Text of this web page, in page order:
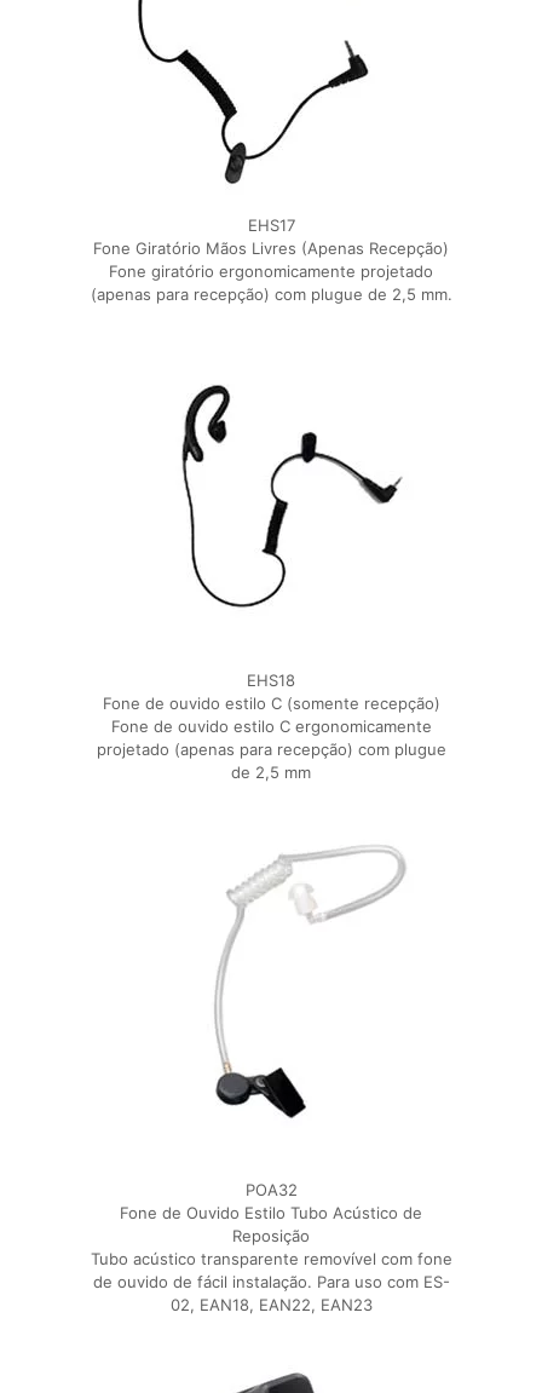
EHS17
Fone Giratório Mãos Livres (Apenas Recepção)
Fone giratório ergonomicamente projetado
(apenas para recepção) com plugue de 2,5 mm.
EHS18
Fone de ouvido estilo C (somente recepção)
Fone de ouvido estilo C ergonomicamente
projetado (apenas para recepção) com plugue
de 2,5 mm
POA32
Fone de Ouvido Estilo Tubo Acústico de
Reposição
Tubo acústico transparente removível com fone
de ouvido de fácil instalação. Para uso com ES-
02, EAN18, EAN22, EAN23